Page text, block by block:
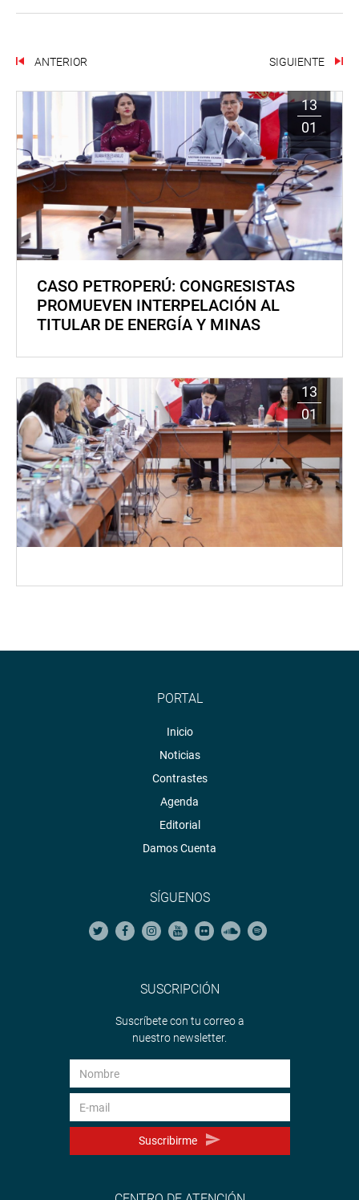
ANTERIOR SIGUIENTE
13
01
CASO PETROPERÚ: CONGRESISTAS
PROMUEVEN INTERPELACIÓN AL
TITULAR DE ENERGÍA Y MINAS
13
01
PORTAL
Inicio
Noticias
Contrastes
Agenda
Editorial
Damos Cuenta
SÍGUENOS
SUSCRIPCIÓN
Suscríbete con tu correo a
nuestro newsletter.
Suscribirme